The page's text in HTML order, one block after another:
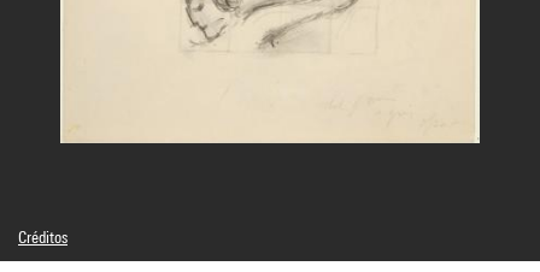
Créditos
© Adagp, Paris